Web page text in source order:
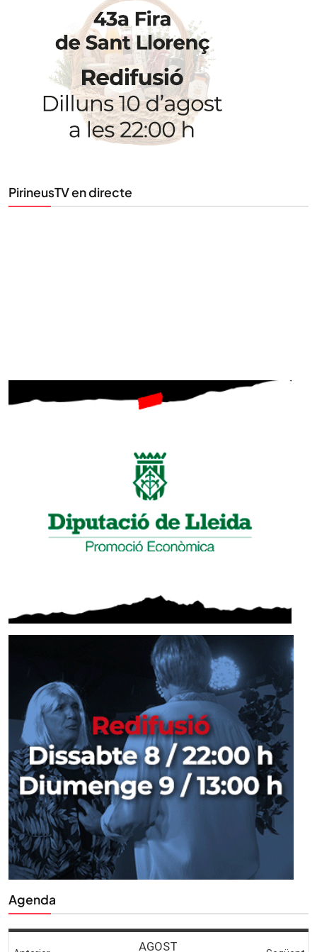
PirineusTV en directe
Agenda
STAY UPDATED
Uneix-te al nostre butlletí
Tota l’actualitat, seleccionada i enviada directament
al teu correu. Subscriu-te al nostre butlletí i segueix
la informació que importa.